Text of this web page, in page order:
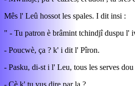
Mês l' Leû hossot les spales. I dit insi :
" - Tu patron è brâmint tchindjî duspu l'
- Poucwè, ça ? k' i dit l' Pîron.
- Pasku, di-st i l' Leu, tous les serves
- Cè k' tu vus dire par la ?